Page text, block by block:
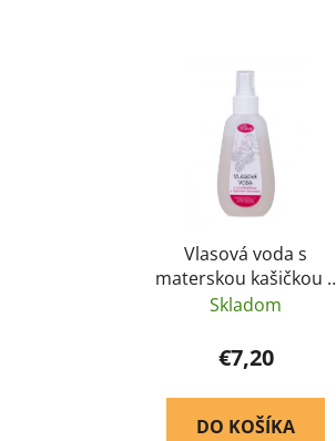
levandule v elegantnom
Vlasová voda s
materskou kašičkou a
malinovým fermentom
Skladom
€7,20
DO KOŠÍKA